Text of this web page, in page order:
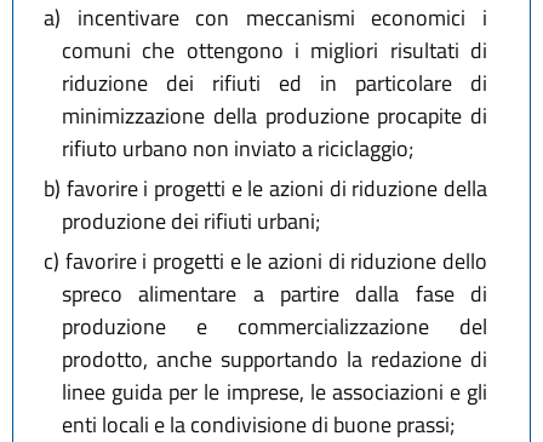
a) incentivare con meccanismi economici i
comuni che ottengono i migliori risultati di
riduzione dei rifiuti ed in particolare di
minimizzazione della produzione procapite di
rifiuto urbano non inviato a riciclaggio;
b) favorire i progetti e le azioni di riduzione della
produzione dei rifiuti urbani;
c) favorire i progetti e le azioni di riduzione dello
spreco alimentare a partire dalla fase di
produzione e commercializzazione del
prodotto, anche supportando la redazione di
linee guida per le imprese, le associazioni e gli
enti locali e la condivisione di buone prassi;